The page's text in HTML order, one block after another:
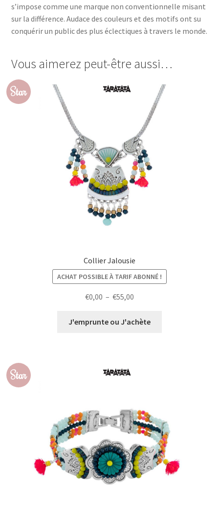
s’impose comme une marque non conventionnelle misant
sur la différence. Audace des couleurs et des motifs ont su
conquérir un public des plus éclectiques à travers le monde.
Vous aimerez peut-être aussi…
Star
Collier Jalousie
ACHAT POSSIBLE À TARIF ABONNÉ !
€0,00 – €55,00
prix :
J'emprunte ou J'achète
Star